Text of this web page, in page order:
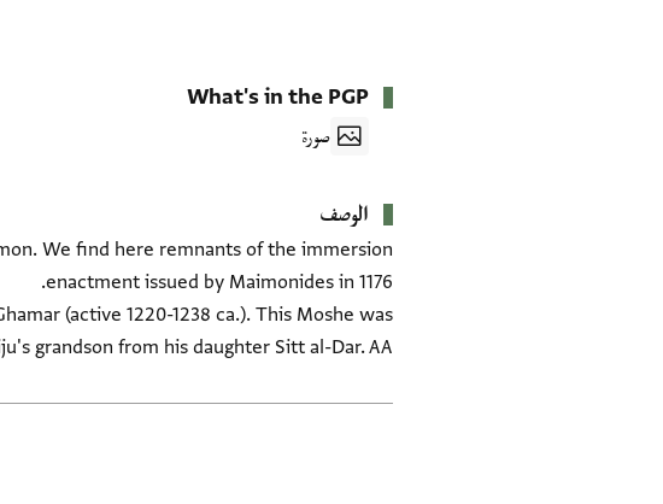
What's in the PGP
صورة
الوصف
We find here remnants of the immersion
(active 1220-1238 ca.). This Moshe was
grandson from his daughter Sitt al-Dar. AA